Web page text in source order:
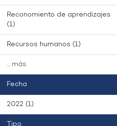
Reconomiento de aprendizajes
(1)
Recursos humanos (1)
... más
Fecha
2022 (1)